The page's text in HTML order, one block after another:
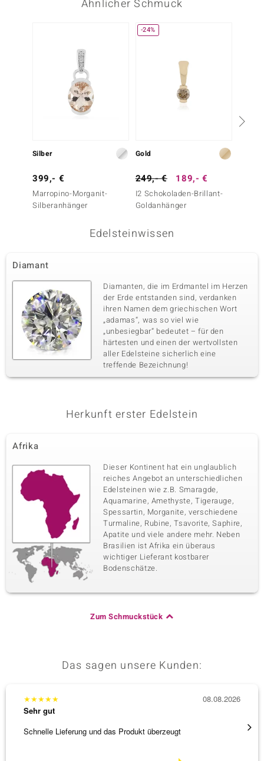
Ähnlicher Schmuck
Silber
399,- €
Marropino-Morganit-
Silberanhänger
-24%
Gold
249,- € 189,- €
I2 Schokoladen-Brillant-
Goldanhänger
Edelsteinwissen
Diamant
Diamanten, die im Erdmantel im Herzen
der Erde entstanden sind, verdanken
ihren Namen dem griechischen Wort
„adamas“, was so viel wie
„unbesiegbar“ bedeutet – für den
härtesten und einen der wertvollsten
aller Edelsteine sicherlich eine
treffende Bezeichnung!
Herkunft erster Edelstein
Afrika
Dieser Kontinent hat ein unglaublich
reiches Angebot an unterschiedlichen
Edelsteinen wie z.B. Smaragde,
Aquamarine, Amethyste, Tigerauge,
Spessartin, Morganite, verschiedene
Turmaline, Rubine, Tsavorite, Saphire,
Apatite und viele andere mehr. Neben
Brasilien ist Afrika ein überaus
wichtiger Lieferant kostbarer
Bodenschätze.
Zum Schmuckstück
Das sagen unsere Kunden:
★★★★★
Sehr gut
Schnelle Lieferung und das Produkt überzeugt
08.08.2026